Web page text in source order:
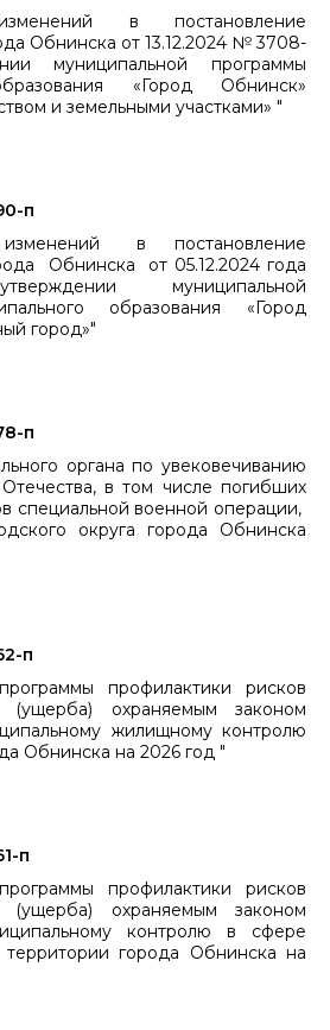
в постановление
Обнинска от 13.12.2024 № 3708-
муниципальной программы
«Город Обнинск»
​​​​​​​и земельными участками» "
п
в постановление
Обнинска от 05.12.2024 года
муниципальной
образования «Город
город»"
п
органа по увековечиванию
в том числе погибших
специальной военной операции,
округа города Обнинска
п
профилактики рисков
(ущерба) охраняемым законом
​​​​​​​жилищному контролю
Обнинска на 2026 год "
п
профилактики рисков
(ущерба) охраняемым законом
​​​​​​​контролю в сфере
территории города Обнинска на